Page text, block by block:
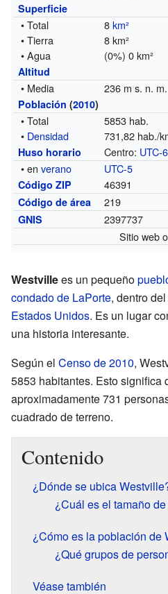
Superficie
• Total 8km²
• Tierra
8 km²
• Agua
(0%) 0 km²
Altitud
• Media 236 m s. n. m.
Población (2010)
• Total
5853 hab.
• Densidad 731,82 hab./
Huso horario Centro: UTC-6
• enverano UTC-5
Código ZIP 46391
Código de área 219
GNIS
2397737
Sitio web
Westvillees un pequeño
condado de LaPorte, dentro
Estados Unidos. Es un lugar
una historia interesante.
Según el Censo de 2010,
5853 habitantes. Esto significa
aproximadamente 731
cuadrado de terreno.
Contenido
¿Dónde se ubica
¿Cuál es el tamaño
¿Cómo es la población de
¿Qué grupos de
Véase también